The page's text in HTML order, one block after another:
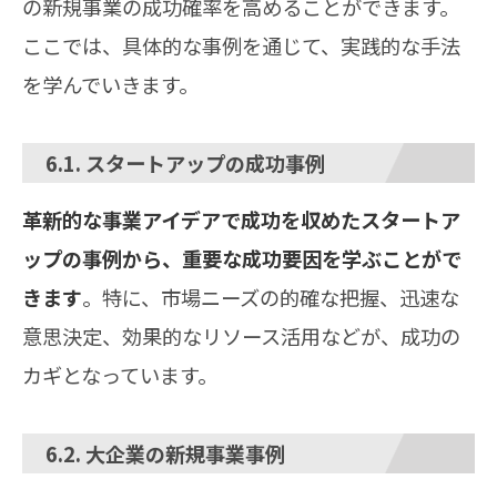
の新規事業の成功確率を高めることができます。
ここでは、具体的な事例を通じて、実践的な手法
を学んでいきます。
6.1. スタートアップの成功事例
革新的な事業アイデアで成功を収めたスタートア
ップの事例から、重要な成功要因を学ぶことがで
きます。特に、市場ニーズの的確な把握、迅速な
意思決定、効果的なリソース活用などが、成功の
カギとなっています。
6.2. 大企業の新規事業事例